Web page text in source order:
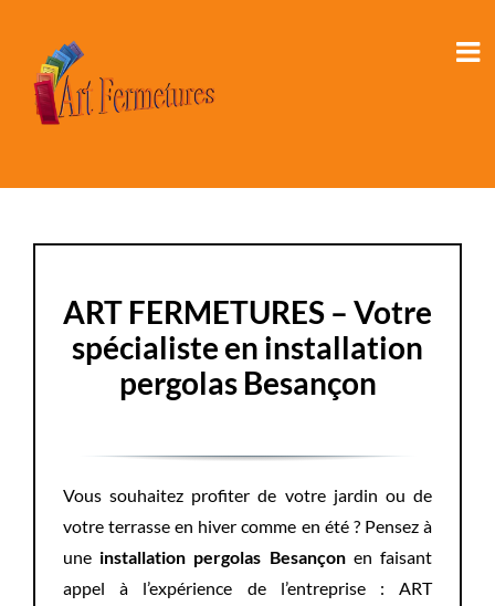
contenu
ART FERMETURES – Votre
spécialiste en installation
pergolas Besançon
Vous souhaitez profiter de votre jardin ou de
votre terrasse en hiver comme en été ? Pensez à
une installation pergolas Besançonen faisant
appel à l’expérience de l’entreprise : ART